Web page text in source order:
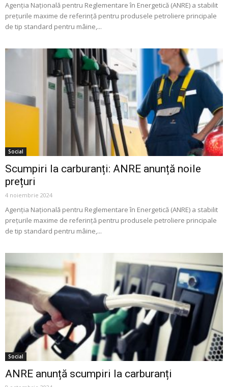
Agenția Națională pentru Reglementare în Energetică (ANRE) a stabilit
prețurile maxime de referință pentru produsele petroliere principale
de tip standard pentru mâine,...
Social
Scumpiri la carburanți: ANRE anunță noile
prețuri
4 noiembrie 2024
Agenția Națională pentru Reglementare în Energetică (ANRE) a stabilit
prețurile maxime de referință pentru produsele petroliere principale
de tip standard pentru mâine,...
Social
ANRE anunță scumpiri la carburanți